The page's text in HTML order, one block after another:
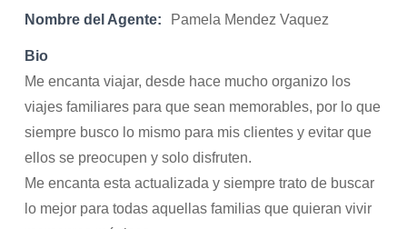
Nombre del Agente: Pamela Mendez Vaquez
Bio
Me encanta viajar, desde hace mucho organizo los
viajes familiares para que sean memorables, por lo que
siempre busco lo mismo para mis clientes y evitar que
ellos se preocupen y solo disfruten.
Me encanta esta actualizada y siempre trato de buscar
lo mejor para todas aquellas familias que quieran vivir